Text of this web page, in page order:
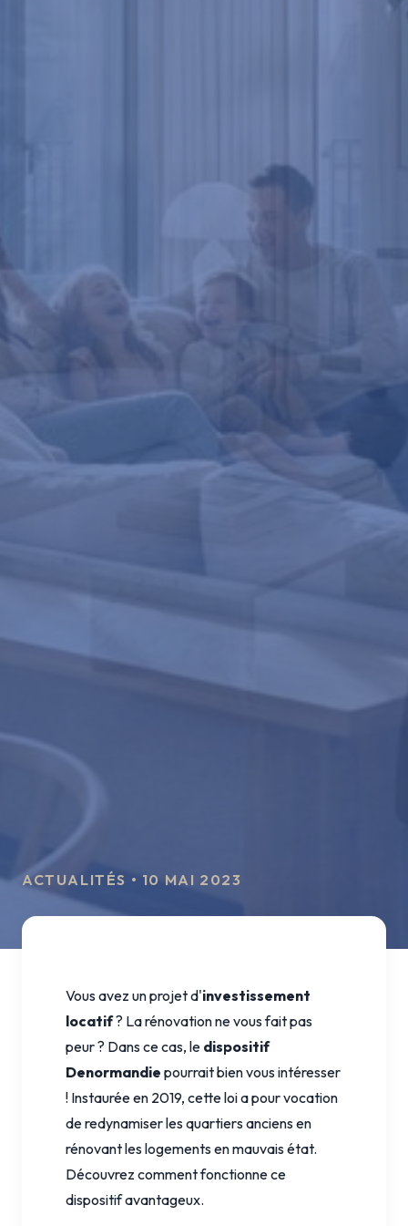
ACTUALITÉS • 10 MAI 2023
Vous avez un projet d'investissement
locatif? La rénovation ne vous fait pas
peur ? Dans ce cas, le dispositif
Denormandie pourrait bien vous intéresser
! Instaurée en 2019, cette loi a pour vocation
de redynamiser les quartiers anciens en
rénovant les logements en mauvais état.
Découvrez comment fonctionne ce
dispositif avantageux.